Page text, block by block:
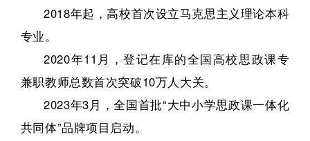
2018年起，高校首次设立马克思主义理论本科
专业。
2020年11月，登记在库的全国高校思政课专
兼职教师总数首次突破10万人大关。
2023年3月，全国首批“大中小学思政课一体化
共同体”品牌项目启动。